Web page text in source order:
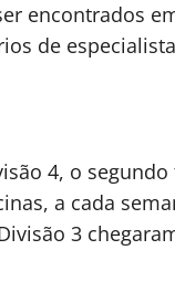
encontrados
de
4, o
a cada
3